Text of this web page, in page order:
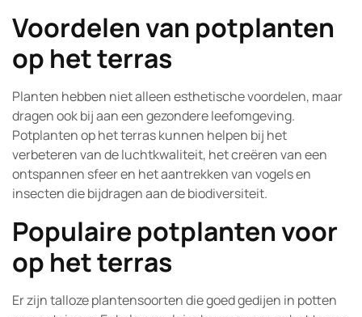
Voordelen van potplanten
op het terras
Planten hebben niet alleen esthetische voordelen, maar
dragen ook bij aan een gezondere leefomgeving.
Potplanten op het terras kunnen helpen bij het
verbeteren van de luchtkwaliteit, het creëren van een
ontspannen sfeer en het aantrekken van vogels en
insecten die bijdragen aan de biodiversiteit.
Populaire potplanten voor
op het terras
Er zijn talloze plantensoorten die goed gedijen in potten